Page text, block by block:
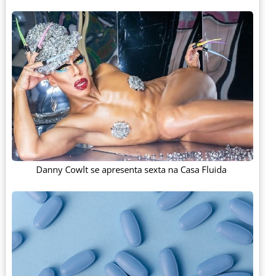
Danny Cowlt se apresenta sexta na Casa Fluida